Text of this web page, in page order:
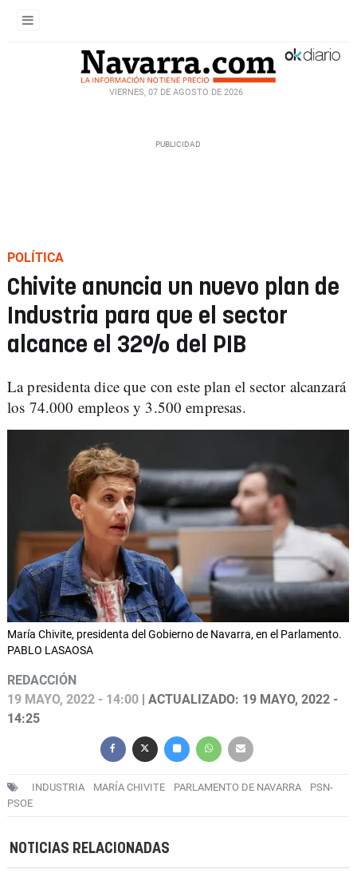
VIERNES, 07 DE AGOSTO DE 2026
POLÍTICA
Chivite anuncia un nuevo plan de
Industria para que el sector
alcance el 32% del PIB
La presidenta dice que con este plan el sector alcanzará
los 74.000 empleos y 3.500 empresas.
María Chivite, presidenta del Gobierno de Navarra, en el Parlamento.
PABLO LASAOSA
REDACCIÓN
19 MAYO, 2022 - 14:00 | ACTUALIZADO: 19 MAYO, 2022 -
14:25
INDUSTRIA MARÍA CHIVITE PARLAMENTO DE NAVARRA
PSN-
PSOE
NOTICIAS RELACIONADAS